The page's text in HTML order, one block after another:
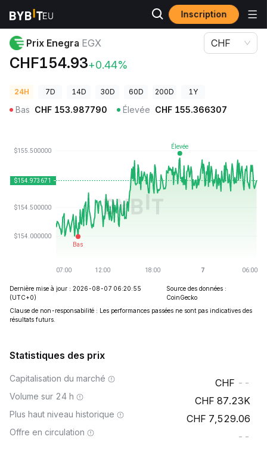
Inscription
Prix des cryptos
Prix Enegra EGX
CHF154.93+0.44%
CHF
24H 7D 14D 30D 60D 200D 1Y
Bas CHF 153.987790 Élevée CHF 155.366307
Dernière mise à jour : 2026-08-07 06:20:55
(UTC+0)
Source des données :
CoinGecko
Clause de non-responsabilité : Les performances passées ne sont pas indicatives des
résultats futurs.
Statistiques des prix
Capitalisation du marché --
Volume sur 24 h 87.23K
Plus haut niveau historique 7,529.06
Offre en circulation --